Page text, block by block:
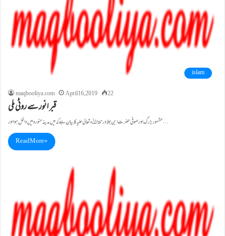
islam
maqbooliya.com
April 16, 2019 22
قبر انور سے روٹی ملی
مشہوربزرگ اورصوفی حضرت ابن جلادرحمۃ اﷲ تعالیٰ علیہ کابیان ہے کہ میں مدینہ منورہ میں داخل ہوا اور…
Read More »